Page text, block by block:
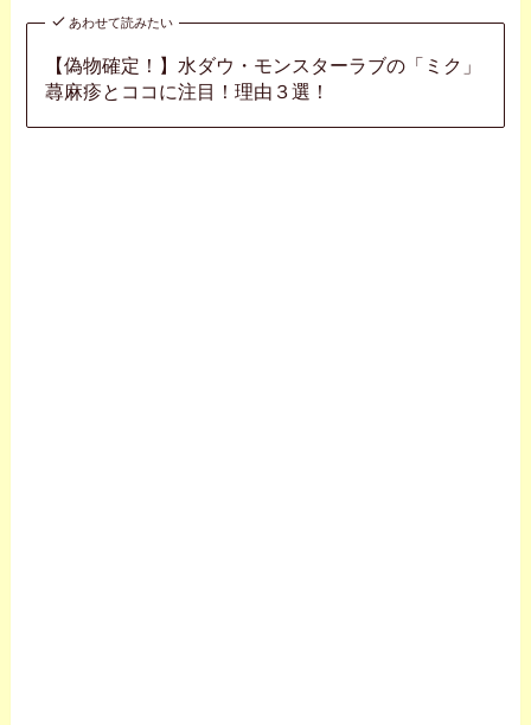
あわせて読みたい
【偽物確定！】水ダウ・モンスターラブの「ミク」
蕁麻疹とココに注目！理由３選！